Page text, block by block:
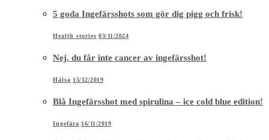
5 goda Ingefärsshots som gör dig pigg och frisk!
Health stories 03/11/2024
Nej, du får inte cancer av ingefärsshot!
Hälsa 15/12/2019
Blå Ingefärsshot med spirulina – ice cold blue edition!
Ingefära 16/11/2019